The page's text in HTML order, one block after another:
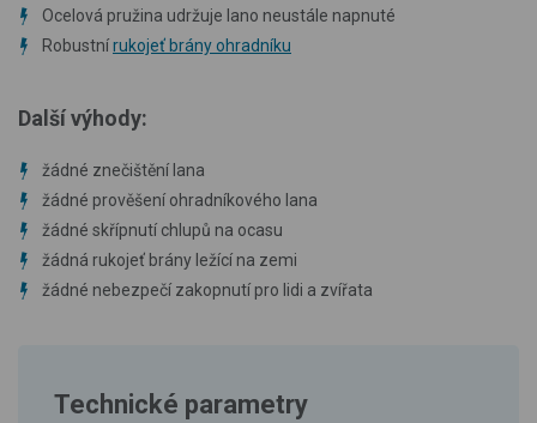
Ocelová pružina udržuje lano neustále napnuté
Robustnírukojeť brány ohradníku
Další výhody:
žádné znečištění lana
žádné prověšení ohradníkového lana
žádné skřípnutí chlupů na ocasu
žádná rukojeť brány ležící na zemi
žádné nebezpečí zakopnutí pro lidi a zvířata
Technické parametry